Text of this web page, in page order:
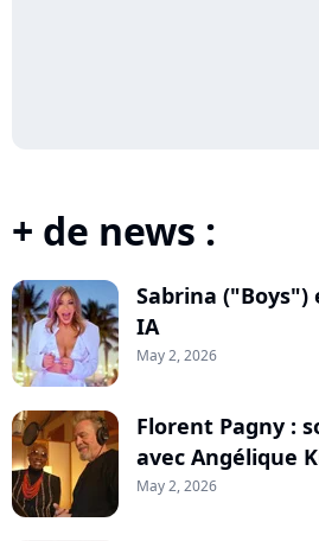
+ de news :
Sabrina ("Boys")
IA
May 2, 2026
Florent Pagny :
avec Angélique
May 2, 2026